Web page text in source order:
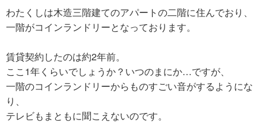
わたくしは木造三階建てのアパートの二階に住んでおり、
一階がコインランドリーとなっております。
賃貸契約したのは約2年前。
ここ1年くらいでしょうか？いつのまにか…ですが、
一階のコインランドリーからものすごい音がするようにな
り、
テレビもまともに聞こえないのです。